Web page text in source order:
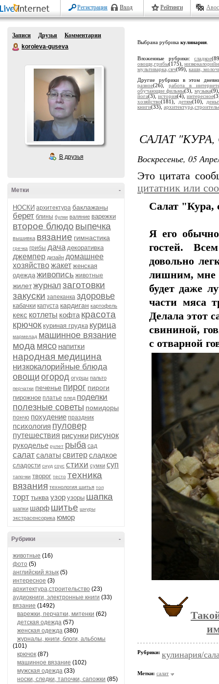
Регистрация Вход Рейтинги
Записи Друзья
Комментарии
koroleva-guseva
В друзья
-
Метки
НОСКИ архитектура баклажаны
берет блины булки валяние варежки
второе блюдо выпечка
вышивка вязание гимнастика
гречка грибы дача декоративка
джемпер дизайн домашнее
хозяйствожакет женская
одежда живопись животные
жилетжурнал заготовки
закуски запеканка здоровье
кабачки капуста кардиган картофель
кекс котлеты кофта красота
крючок куриная грудка курица
мармелад машинное вязание
мода мясо напитки
народная медицина
низкокалорийные блюда
овощи огород огурцы пальто
перчатки печенье пирог пироги
пирожное платье плед поделки
полезные советы помидоры
пончо похудение праздник
психология пуловер
путешествия рисунки рисунок
рукоделье рулет рыба сад
салатсалаты свитерсладкое
сладости снуд соус стихи сумки суп
тапочки творог тесто техника
вязания технология шитья топ
торттыква узор узоры шапка
шапки шарф шитье шнуры
экстрасенсорика юмор
-
Рубрики
животные (16)
фото (5)
английский язык (5)
интересное (3)
архитектура,строительство (23)
аудиокниги, электронные книги (33)
вязание (1492)
варежки, перчатки, митенки (62)
детская одежда (57)
женская одежда (380)
журналы, книги, блоги, альбомы
(101)
крючок (87)
машинное вязание (102)
мужская одежда (33)
носки, следки, тапочки, сапожки (85)
Выбрана рубрика кулинария
Вложенные рубрики:сладкое
овощи,грибы(175),
мультиварка,свч(99), каши,
Другие рубрики в этом
разное(26),работа в
обучающие фильмы(3), музыка
йога(3), история(4), интересное
хозяйство(181), детям(10),
книги(33),
САЛАТ
Воскресенье, 05
Это цитата
цитатник или
Салат "Кура,
Я его
гостей.
довольно
лишним, мне
будет даже
части мяса
Делала этот
свининой,
с отварной
Рубрики: кулинария/
Метки: салат